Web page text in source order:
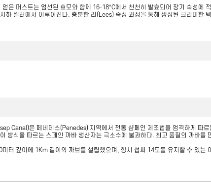
은 머스트는 엄선된 효모와 함께 16-18°C에서 천천히 발효되어 장기 숙성에
셀러에서 이루어진다. 충분한 리(Lees) 숙성 과정을 통해 생성된 크리미한
Canal)은 페네데스(Penedes) 지역에서 전통 샴페인 제조법을 엄격하게 따
방식을 따르는 스페인 까바 생산자는 극소수에 불과하다. 최고 품질의 까바를
터 깊이에 1Km 길이의 까브를 설립했으며, 항시 섭씨 14도를 유지할 수 있는